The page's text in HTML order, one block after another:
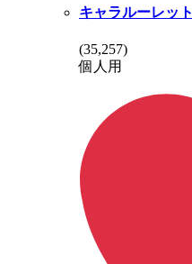
キャラルーレット
(35,257)
個人用